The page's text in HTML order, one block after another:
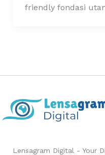
friendly fondasi
Lensagram Digital - Your